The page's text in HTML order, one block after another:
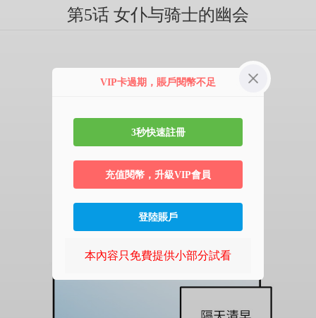
第5话 女仆与骑士的幽会
VIP卡過期，賬戶閱幣不足
3秒快速註冊
充值閱幣，升級VIP會員
登陸賬戶
本內容只免費提供小部分試看